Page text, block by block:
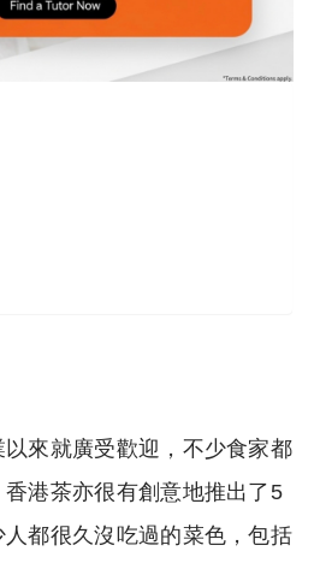
來就廣受歡迎，不少食家都
港茶亦很有創意地推出了5
都很久沒吃過的菜色，包括